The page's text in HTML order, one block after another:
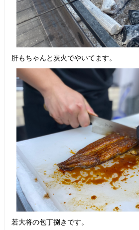
肝もちゃんと炭火でやいてます。
若大将の包丁捌きです。